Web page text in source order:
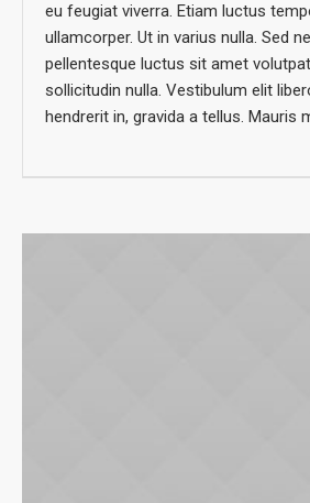
eu feugiat viverra. Etiam luctus
ullamcorper. Ut in varius nulla. Sed
pellentesque luctus sit amet
sollicitudin nulla. Vestibulum elit
hendrerit in, gravida a tellus. Mauris